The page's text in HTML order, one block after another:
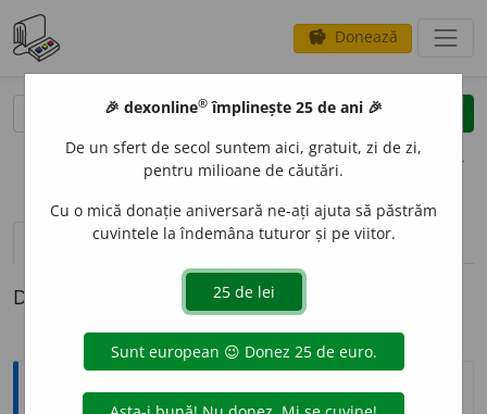
savings Donează
clear
opțiuni
definiții (1)
Definiția cu ID-ul 1343165:
Explicative DEX
🎉 dexonline® împlinește 25 de ani 🎉
De un sfert de secol suntem aici, gratuit, zi de zi,
pentru milioane de căutări.
Cu o mică donație aniversară ne-ați ajuta să păstrăm
cuvintele la îndemâna tuturor și pe viitor.